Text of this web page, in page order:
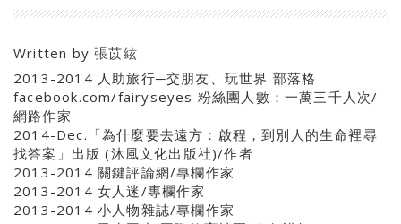
Written by張苡絃
2013-2014 人助旅行─交朋友、玩世界 部落格
facebook.com/fairyseyes 粉絲團人數：一萬三千人次/
網路作家
2014-Dec.「為什麼要去遠方：啟程，到別人的生命裡尋
找答案」出版 (沐風文化出版社)/作者
2013-2014 關鍵評論網/專欄作家
2013-2014 女人迷/專欄作家
2013-2014 小人物雜誌/專欄作家